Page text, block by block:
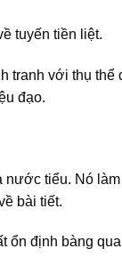
tuyến tiền liệt.
tranh với thụ
đạo.
tiểu. Nó
bài tiết.
định bàng